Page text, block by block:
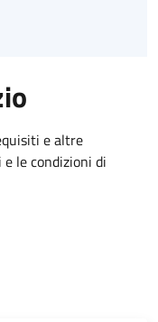
e altre
le condizioni di